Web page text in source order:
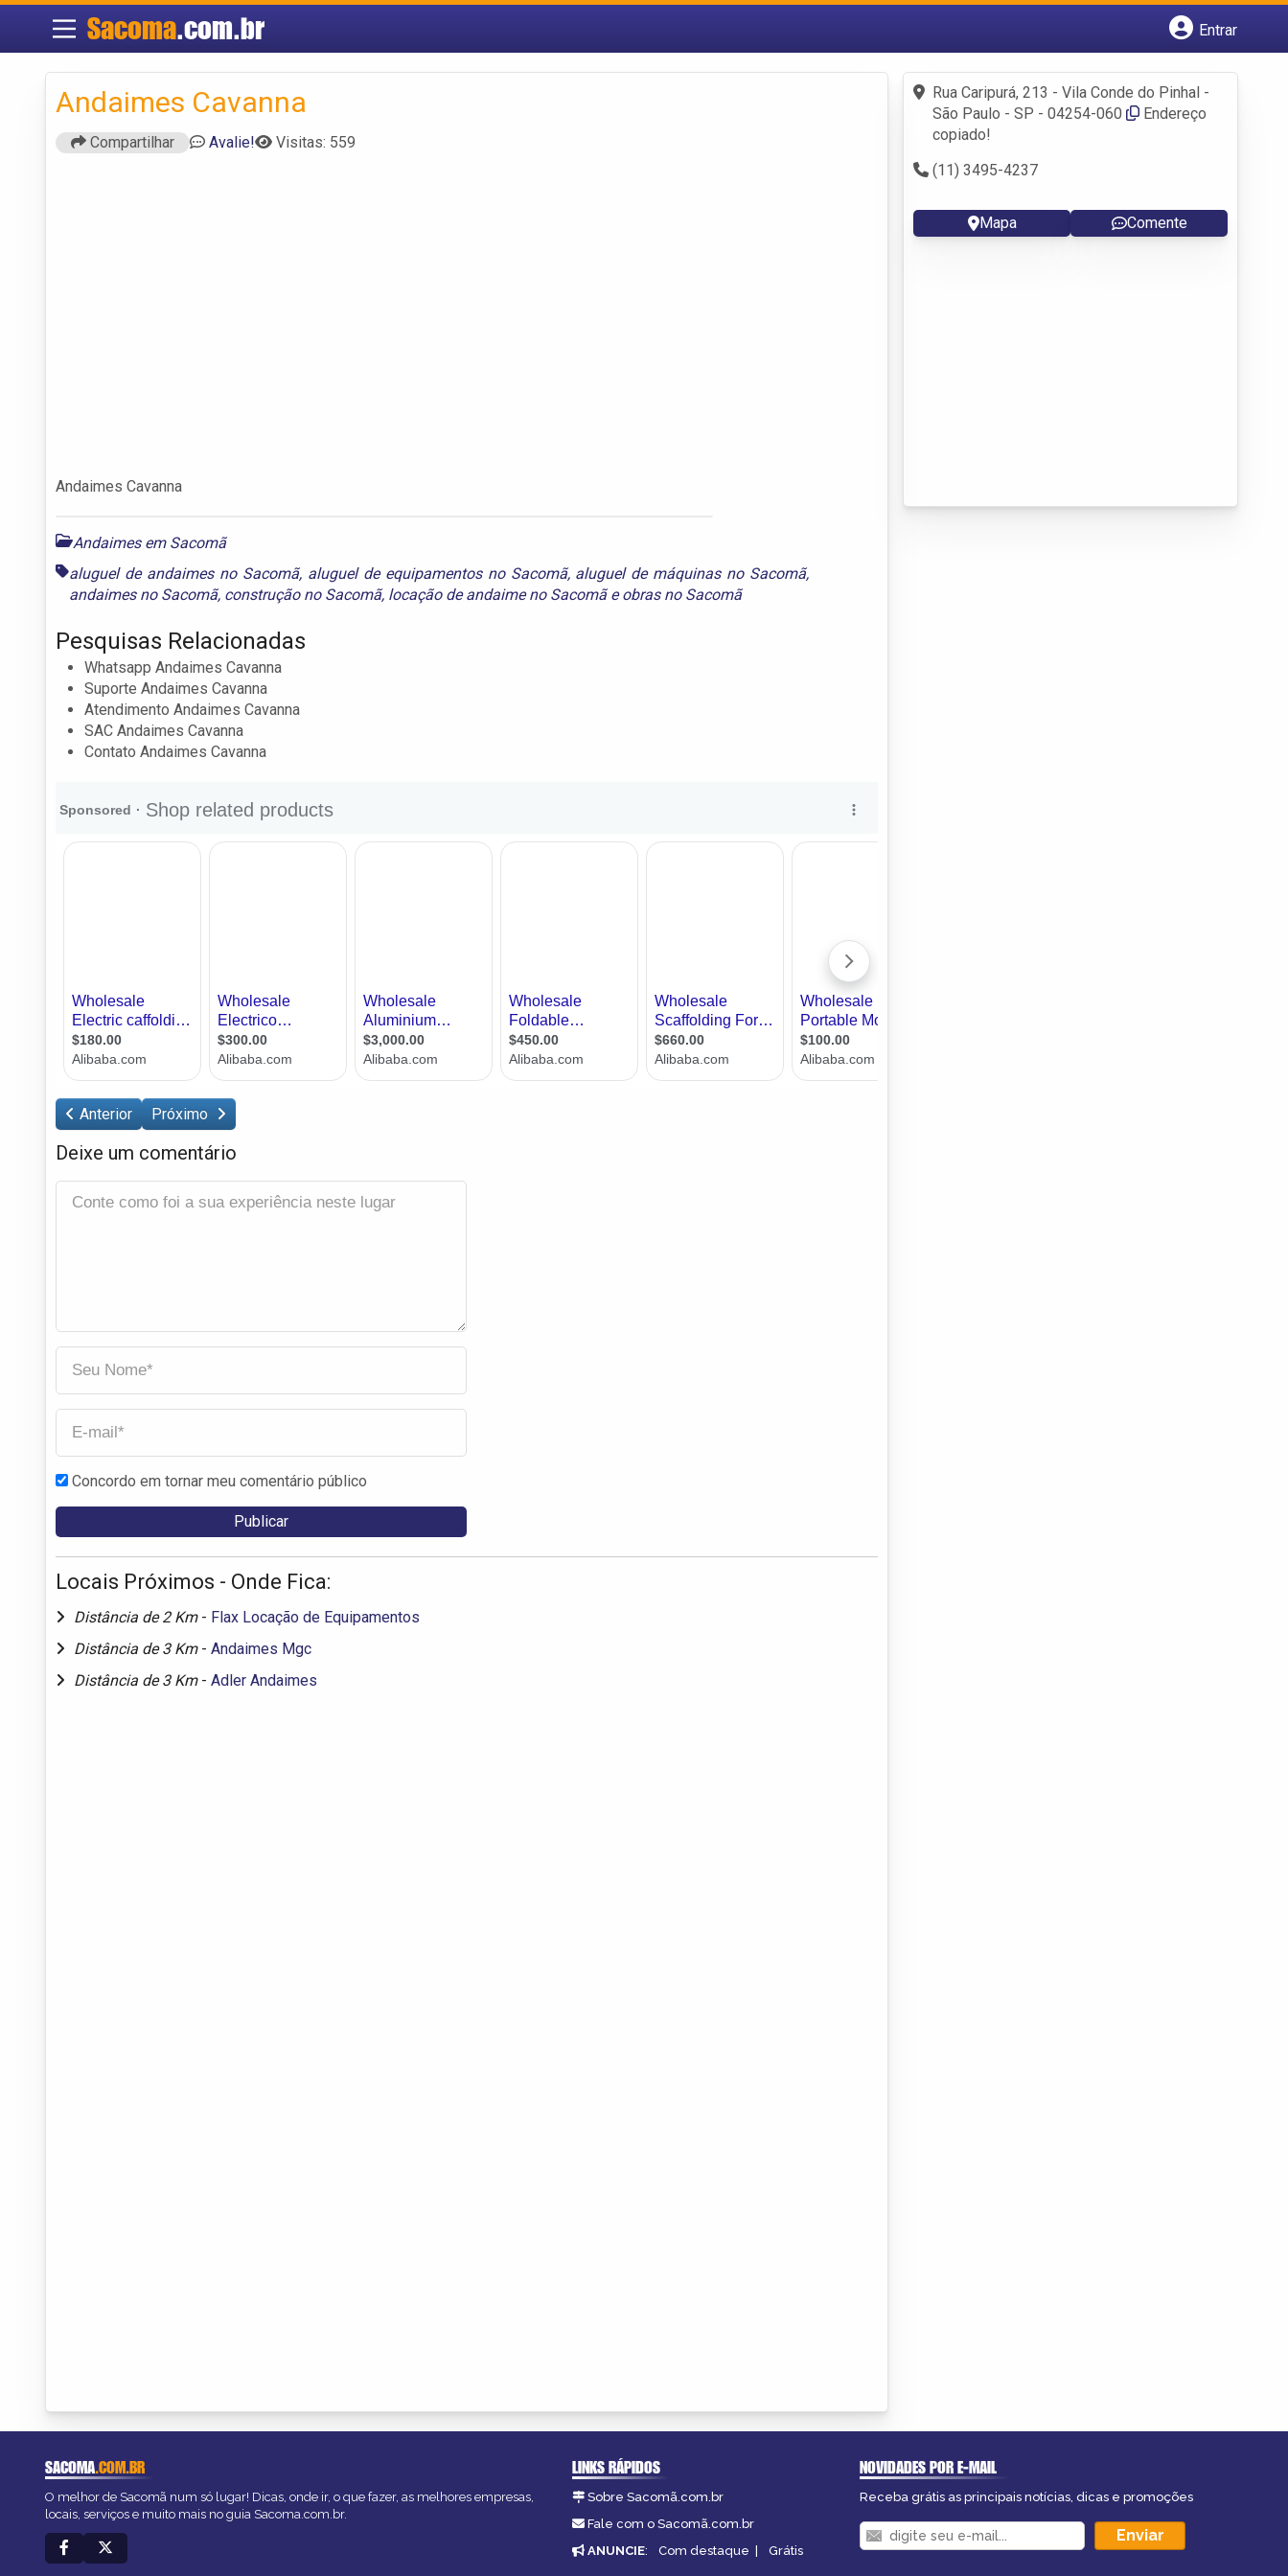
Sacoma.com.br
Entrar
Fazer login
Criar conta
Andaimes Cavanna
Compartilhar Avalie! Visitas: 559
Andaimes Cavanna
Andaimes em Sacomã
aluguel de andaimes no Sacomã, aluguel de equipamentos no Sacomã, aluguel de máquinas no Sacomã,
andaimes no Sacomã, construção no Sacomã, locação de andaime no Sacomãeobras no Sacomã
Pesquisas Relacionadas
Whatsapp Andaimes Cavanna
Suporte Andaimes Cavanna
Atendimento Andaimes Cavanna
SAC Andaimes Cavanna
Contato Andaimes Cavanna
Anterior Próximo
Deixe um comentário
Concordo em tornar meu comentário público
Locais Próximos - Onde Fica:
Distância de 2 Km - Flax Locação de Equipamentos
Distância de 3 Km - Andaimes Mgc
Distância de 3 Km - Adler Andaimes
Rua Caripurá, 213 - Vila Conde do Pinhal -
São Paulo - SP - 04254-060
Endereço
copiado!
(11) 3495-4237
Mapa Comente
SACOMA.COM.BR
O melhor de Sacomã num só lugar! Dicas, onde ir, o que fazer, as melhores empresas,
locais, serviços e muito mais no guia Sacoma.com.br.
LINKS RÁPIDOS
Sobre Sacomã.com.br
Fale com o Sacomã.com.br
ANUNCIE: Com destaque | Grátis
NOVIDADES POR E-MAIL
Receba grátis as principais notícias, dicas e promoções